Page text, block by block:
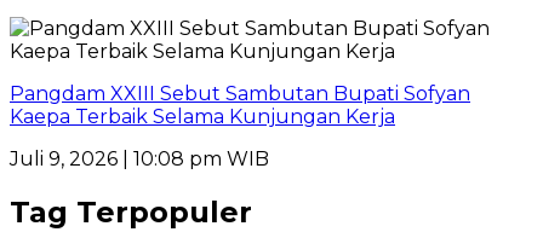
Pangdam XXIII Sebut Sambutan Bupati Sofyan
Kaepa Terbaik Selama Kunjungan Kerja
Juli 9, 2026 | 10:08 pm WIB
Tag Terpopuler